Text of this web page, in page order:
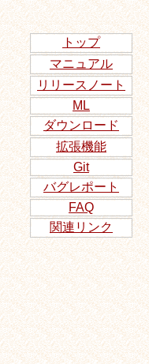
トップ
マニュアル
リリースノート
ML
ダウンロード
拡張機能
Git
バグレポート
FAQ
関連リンク